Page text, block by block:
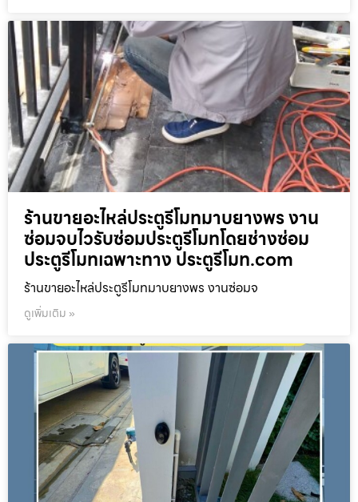
ร้านขายอะไหล่ประตูรีโมทมาบยางพร งาน
ซ่อมจบไวรับซ่อมประตูรีโมทโดยช่างซ่อม
ประตูรีโมทเฉพาะทาง ประตูรีโมท.com
ร้านขายอะไหล่ประตูรีโมทมาบยางพร งานซ่อมจ
ดูเพิ่มเติม »